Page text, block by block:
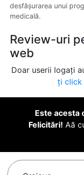
desfășurarea unui
medicală.
Review-uri
web
Doar userii logați
ți click
Este acesta
Felicitări! Aă